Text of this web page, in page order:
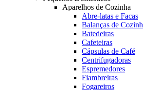
Aparelhos de Cozinha
Abre-latas e Facas
Balanças de
Batedeiras
Cafeteiras
Cápsulas de Café
Centrifugadoras
Espremedores
Fiambreiras
Fogareiros